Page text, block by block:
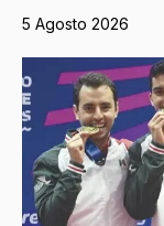
5 Agosto 2026